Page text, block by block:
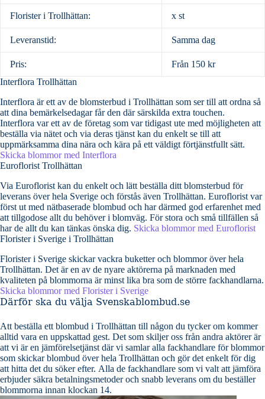
Florister i Trollhättan: x st
Leveranstid: Samma dag
Pris:
Från 150 kr
Interflora Trollhättan
Interflora är ett av de blomsterbud i Trollhättan som ser till att ordna så
att dina bemärkelsedagar får den där särskilda extra touchen.
Interflora var ett av de företag som var tidigast ute med möjligheten att
beställa via nätet och via deras tjänst kan du enkelt se till att
uppmärksamma dina nära och kära på ett väldigt förtjänstfullt sätt.
Skicka blommor med Interflora
Euroflorist Trollhättan
Via Euroflorist kan du enkelt och lätt beställa ditt blomsterbud för
leverans över hela Sverige och förstås även Trollhättan. Euroflorist var
först ut med nätbaserade blombud och har därmed god erfarenhet med
att tillgodose allt du behöver i blomväg. För stora och små tillfällen så
har de allt du kan tänkas önska dig. Skicka blommor med Euroflorist
Florister i Sverige i Trollhättan
Florister i Sverige skickar vackra buketter och blommor över hela
Trollhättan. Det är en av de nyare aktörerna på marknaden med
kvaliteten på blommorna är minst lika bra som de större fackhandlarna.
Skicka blommor med Florister i Sverige
Därför ska du välja Svenskablombud.se
Att beställa ett blombud i Trollhättan till någon du tycker om kommer
alltid vara en uppskattad gest. Det som skiljer oss från andra aktörer är
att vi är en jämförelsetjänst där vi samlar alla fackhandlare för blommor
som skickar blombud över hela Trollhättan och gör det enkelt för dig
att hitta det du söker efter. Alla de fackhandlare som vi valt att jämföra
erbjuder säkra betalningsmetoder och snabb leverans om du beställer
blommorna innan klockan 14.